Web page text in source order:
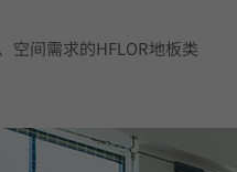
空间需求的HFLOR地板类